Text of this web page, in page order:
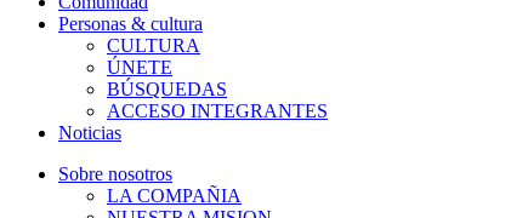
Personas & cultura
CULTURA
ÚNETE
BÚSQUEDAS
ACCESO INTEGRANTES
Noticias
Sobre nosotros
LA COMPAÑIA